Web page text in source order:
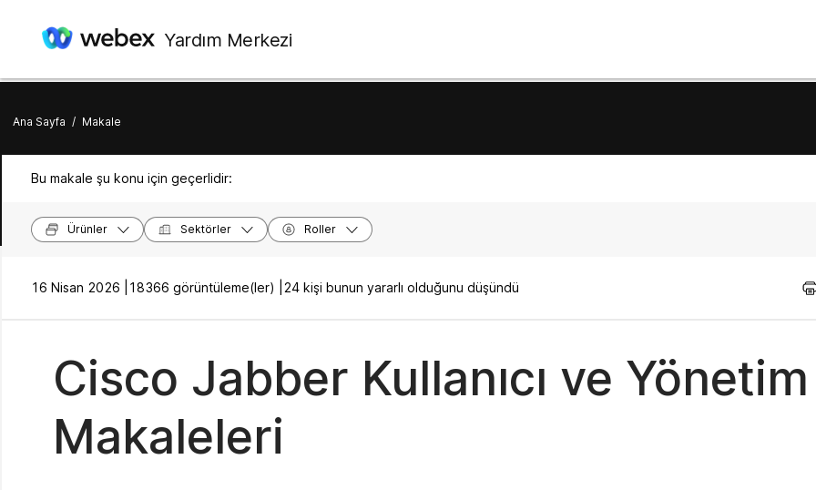
Yardım Merkezi
Ana Sayfa / Makale
Bu makale şu konu için geçerlidir:
Ürünler Sektörler Roller
16 Nisan 2026 | 18366 görüntüleme(ler) | 24 kişi bunun yararlı olduğunu düşündü
Cisco Jabber Kullanıcı ve Yönetim
Makaleleri